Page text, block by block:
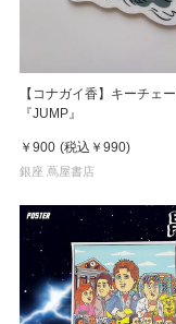
【コナガイ香】キーチェ
『JUMP』
￥900 (税込 ￥990)
銀座 蔦屋書店